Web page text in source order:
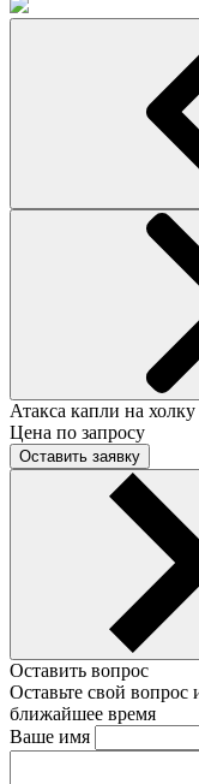
Атакса капли на
Цена по запросу
Оставить заявку
Оставить вопрос
Оставьте свой
ближайшее время
Ваше имя